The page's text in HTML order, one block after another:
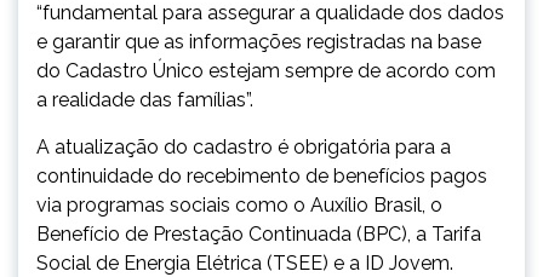
“fundamental para assegurar a qualidade dos dados
e garantir que as informações registradas na base
do Cadastro Único estejam sempre de acordo com
a realidade das famílias”.
A atualização do cadastro é obrigatória para a
continuidade do recebimento de benefícios pagos
via programas sociais como o Auxílio Brasil, o
Benefício de Prestação Continuada (BPC), a Tarifa
Social de Energia Elétrica (TSEE) e a ID Jovem.